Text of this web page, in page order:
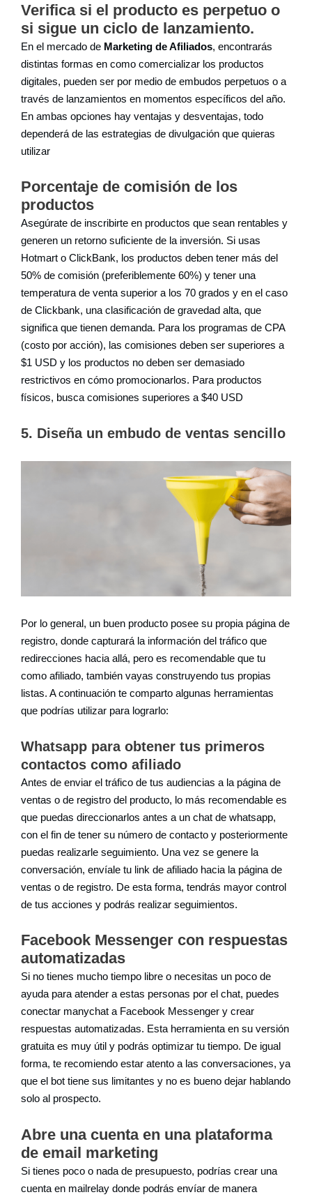
Verifica si el producto es perpetuo o
si sigue un ciclo de lanzamiento.
En el mercado de Marketing de Afiliados, encontrarás
distintas formas en como comercializar los productos
digitales, pueden ser por medio de embudos perpetuos o a
través de lanzamientos en momentos específicos del año.
En ambas opciones hay ventajas y desventajas, todo
dependerá de las estrategias de divulgación que quieras
utilizar
Porcentaje de comisión de los
productos
Asegúrate de inscribirte en productos que sean rentables y
generen un retorno suficiente de la inversión. Si usas
Hotmart o ClickBank, los productos deben tener más del
50% de comisión (preferiblemente 60%) y tener una
temperatura de venta superior a los 70 grados y en el caso
de Clickbank, una clasificación de gravedad alta, que
significa que tienen demanda. Para los programas de CPA
(costo por acción), las comisiones deben ser superiores a
$1 USD y los productos no deben ser demasiado
restrictivos en cómo promocionarlos. Para productos
físicos, busca comisiones superiores a $40 USD
5. Diseña un embudo de ventas sencillo
Por lo general, un buen producto posee su propia página de
registro, donde capturará la información del tráfico que
redirecciones hacia allá, pero es recomendable que tu
como afiliado, también vayas construyendo tus propias
listas. A continuación te comparto algunas herramientas
que podrías utilizar para lograrlo:
Whatsapp para obtener tus primeros
contactos como afiliado
Antes de enviar el tráfico de tus audiencias a la página de
ventas o de registro del producto, lo más recomendable es
que puedas direccionarlos antes a un chat de whatsapp,
con el fin de tener su número de contacto y posteriormente
puedas realizarle seguimiento. Una vez se genere la
conversación, envíale tu link de afiliado hacia la página de
ventas o de registro. De esta forma, tendrás mayor control
de tus acciones y podrás realizar seguimientos.
Facebook Messenger con respuestas
automatizadas
Si no tienes mucho tiempo libre o necesitas un poco de
ayuda para atender a estas personas por el chat, puedes
conectar manychat a Facebook Messenger y crear
respuestas automatizadas. Esta herramienta en su versión
gratuita es muy útil y podrás optimizar tu tiempo. De igual
forma, te recomiendo estar atento a las conversaciones, ya
que el bot tiene sus limitantes y no es bueno dejar hablando
solo al prospecto.
Abre una cuenta en una plataforma
de email marketing
Si tienes poco o nada de presupuesto, podrías crear una
cuenta en mailrelay donde podrás envíar de manera